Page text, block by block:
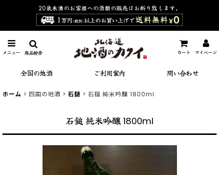
20歳未満のお客様への酒類の販売は お断り致します。
メニュー カート マイページ
全国の地酒 ご利用案内 問い合わせ
商品検索
ホーム > 四国の地酒 > 石鎚 > 石鎚 純米吟醸 1800ml
石鎚 純米吟醸 1800ml